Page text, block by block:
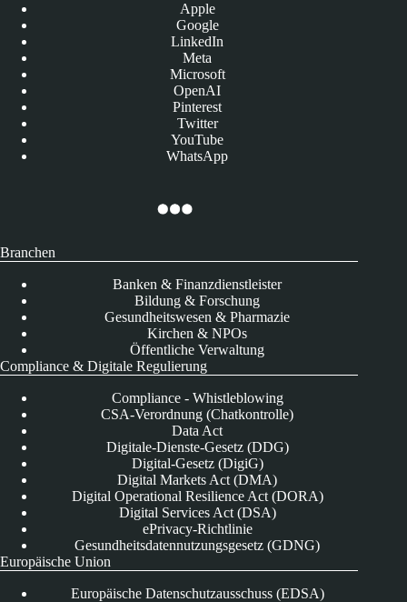
Apple
Google
LinkedIn
Meta
Microsoft
OpenAI
Pinterest
Twitter
YouTube
WhatsApp
Branchen
Banken & Finanzdienstleister
Bildung & Forschung
Gesundheitswesen & Pharmazie
Kirchen & NPOs
Öffentliche Verwaltung
Compliance & Digitale Regulierung
Compliance - Whistleblowing
CSA-Verordnung (Chatkontrolle)
Data Act
Digitale-Dienste-Gesetz (DDG)
Digital-Gesetz (DigiG)
Digital Markets Act (DMA)
Digital Operational Resilience Act (DORA)
Digital Services Act (DSA)
ePrivacy-Richtlinie
Gesundheitsdatennutzungsgesetz (GDNG)
Europäische Union
Europäische Datenschutzausschuss (EDSA)